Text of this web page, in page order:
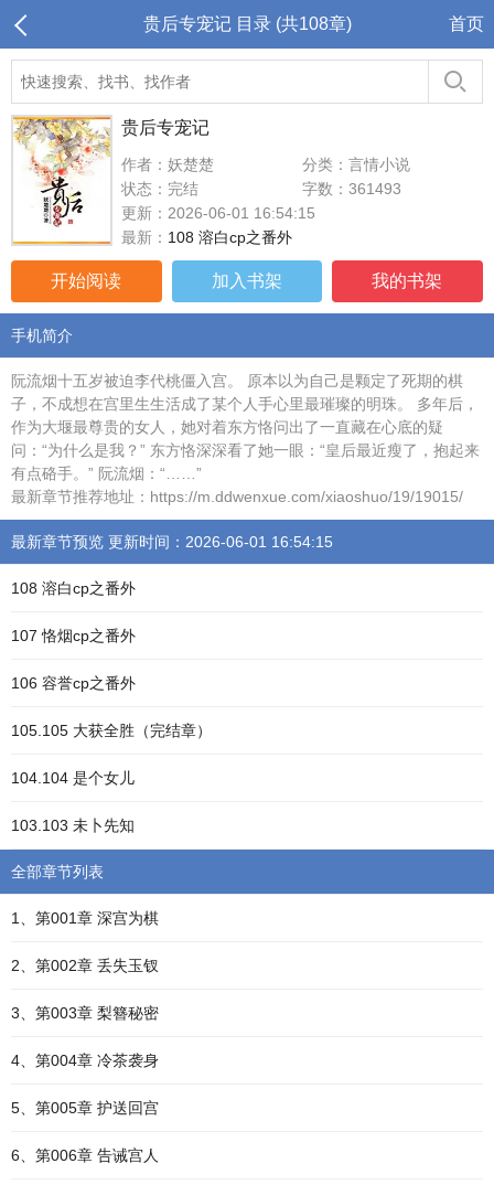
贵后专宠记 目录 (共108章) 首页
贵后专宠记
作者：妖楚楚
分类：言情小说
状态：完结
字数：361493
更新：2026-06-01 16:54:15
最新： 108 溶白cp之番外
开始阅读 加入书架 我的书架
手机简介
阮流烟十五岁被迫李代桃僵入宫。 原本以为自己是颗定了死期的棋
子，不成想在宫里生生活成了某个人手心里最璀璨的明珠。 多年后，
作为大堰最尊贵的女人，她对着东方恪问出了一直藏在心底的疑
问：“为什么是我？” 东方恪深深看了她一眼：“皇后最近瘦了，抱起来
有点硌手。” 阮流烟：“……”
最新章节推荐地址：https://m.ddwenxue.com/xiaoshuo/19/19015/
最新章节预览 更新时间：2026-06-01 16:54:15
108 溶白cp之番外
107 恪烟cp之番外
106 容誉cp之番外
105.105 大获全胜（完结章）
104.104 是个女儿
103.103 未卜先知
全部章节列表
1、第001章 深宫为棋
2、第002章 丢失玉钗
3、第003章 梨簪秘密
4、第004章 冷茶袭身
5、第005章 护送回宫
6、第006章 告诫宫人